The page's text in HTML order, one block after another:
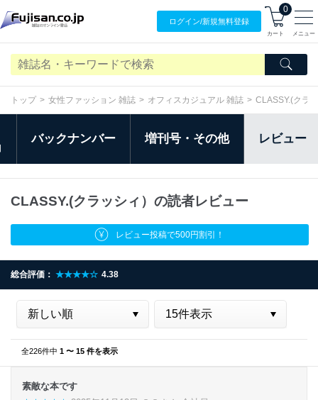
ログイン/新規無料登録
0
カート メニュー
トップ 女性ファッション 雑誌 オフィスカジュアル 雑誌 CLASSY.(クラ
バックナンバー 増刊号・その他 レビュー
CLASSY.(クラッシィ）の読者レビュー
レビュー投稿で500円割引！
総合評価： ★★★★☆ 4.38
全226件中 1 〜 15 件を表示
素敵な本です